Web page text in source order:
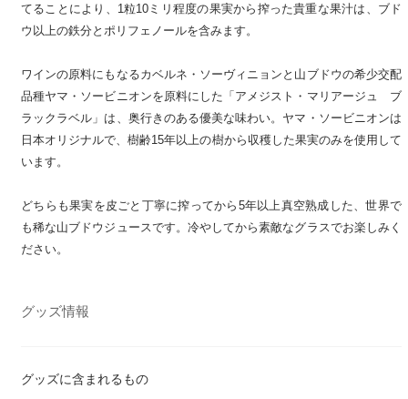
てることにより、1粒10ミリ程度の果実から搾った貴重な果汁は、ブド
ウ以上の鉄分とポリフェノールを含みます。
ワインの原料にもなるカベルネ・ソーヴィニョンと山ブドウの希少交配
品種ヤマ・ソービニオンを原料にした「アメジスト・マリアージュ ブ
ラックラベル」は、奥行きのある優美な味わい。ヤマ・ソービニオンは
日本オリジナルで、樹齢15年以上の樹から収穫した果実のみを使用して
います。
どちらも果実を皮ごと丁寧に搾ってから5年以上真空熟成した、世界で
も稀な山ブドウジュースです。冷やしてから素敵なグラスでお楽しみく
ださい。
グッズ情報
グッズに含まれるもの